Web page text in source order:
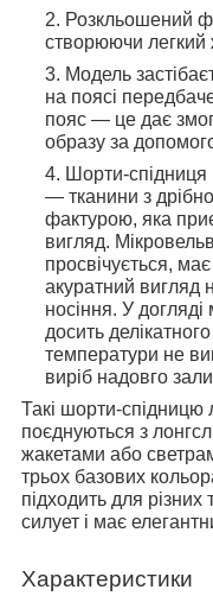
Розкльошений
створюючи легкий
Модель
на поясі
пояс — це дає
образу за
Шорти-спідниця
— тканини з
фактурою, яка
вигляд.
просвічується, має
акуратний вигляд
носіння. У
досить
температури не
виріб надовго
Такі шорти-спідницю
поєднуються з
жакетами або
трьох базових
підходить для
силует і має
Характеристики